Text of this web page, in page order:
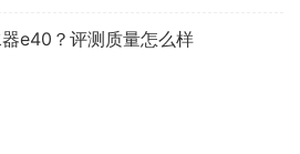
e40？评测质量怎么样